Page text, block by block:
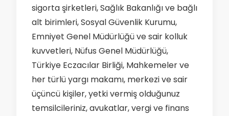
sigorta şirketleri, Sağlık Bakanlığı ve bağlı
alt birimleri, Sosyal Güvenlik Kurumu,
Emniyet Genel Müdürlüğü ve sair kolluk
kuvvetleri, Nüfus Genel Müdürlüğü,
Türkiye Eczacılar Birliği, Mahkemeler ve
her türlü yargı makamı, merkezi ve sair
üçüncü kişiler, yetki vermiş olduğunuz
temsilcileriniz, avukatlar, vergi ve finans